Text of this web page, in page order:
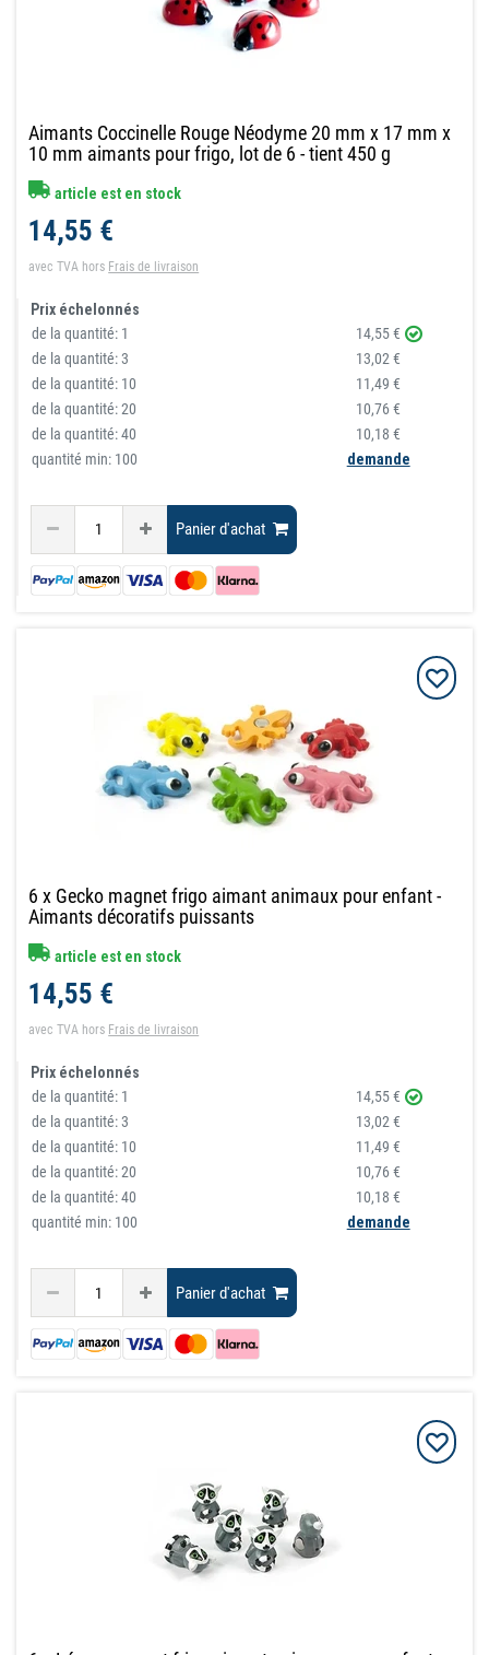
Aimants Coccinelle Rouge Néodyme 20 mm x 17 mm x
10 mm aimants pour frigo, lot de 6 - tient 450 g
article est en stock
14,55 €
avec TVA hors Frais de livraison
Prix échelonnés
de la quantité: 1
14,55 €
de la quantité:3
13,02 €
de la quantité: 10
11,49 €
de la quantité:20
10,76 €
de la quantité:40
10,18 €
quantité min: 100
demande
Panier d'achat
6 x Gecko magnet frigo aimant animaux pour enfant -
Aimants décoratifs puissants
article est en stock
14,55 €
avec TVA hors Frais de livraison
Prix échelonnés
de la quantité: 1
14,55 €
de la quantité:3
13,02 €
de la quantité: 10
11,49 €
de la quantité:20
10,76 €
de la quantité:40
10,18 €
quantité min: 100
demande
Panier d'achat